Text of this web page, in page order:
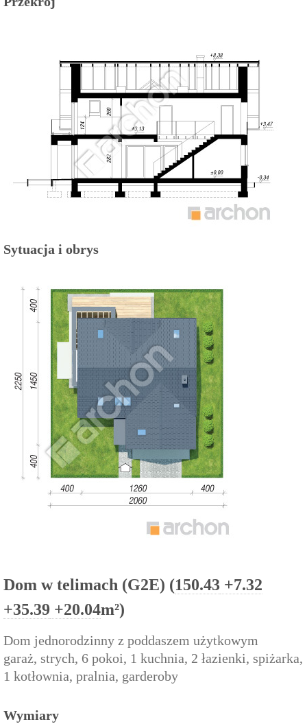
Sytuacja i obrys
Dom w telimach (G2E) (150.43 +7.32
+35.39 +20.04m²)
Dom jednorodzinny z poddaszem użytkowym
garaż, strych, 6 pokoi, 1 kuchnia, 2 łazienki, spiżarka,
1 kotłownia, pralnia, garderoby
Wymiary